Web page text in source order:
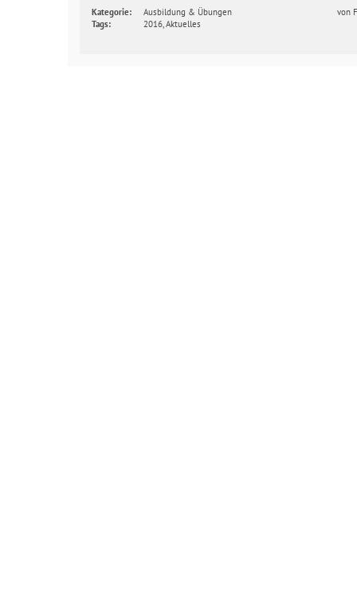
Kategorie: Ausbildung & Übungen von
Tags:
2016,Aktuelles